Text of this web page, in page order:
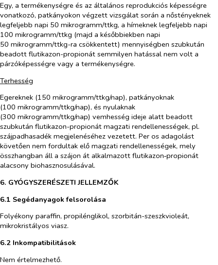
Egy, a termékenységre és az általános reprodukciós képességre
vonatkozó, patkányokon végzett vizsgálat során a nőstényeknek
legfeljebb napi 50 mikrogramm/ttkg, a hímeknek legfeljebb napi
100 mikrogramm/ttkg (majd a későbbiekben napi
50 mikrogramm/ttkg-ra csökkentett) mennyiségben szubkután
beadott flutikazon-propionát semmilyen hatással nem volt a
párzóképességre vagy a termékenységre.
Terhesség
Egereknek (150 mikrogramm/ttkg/nap), patkányoknak
(100 mikrogramm/ttkg/nap), és nyulaknak
(300 mikrogramm/ttkg/nap) vemhesség ideje alatt beadott
szubkután flutikazon-propionát magzati rendellenességek, pl.
szájpadhasadék megjelenéséhez vezetett. Per os adagolást
követően nem fordultak elő magzati rendellenességek, mely
összhangban áll a szájon át alkalmazott flutikazon‑propionát
alacsony biohasznosulásával.
6. GYÓGYSZERÉSZETI JELLEMZŐK
6.1 Segédanyagok felsorolása
Folyékony paraffin, propilénglikol, szorbitán-szeszkvioleát,
mikrokristályos viasz.
6.2 Inkompatibilitások
Nem értelmezhető.